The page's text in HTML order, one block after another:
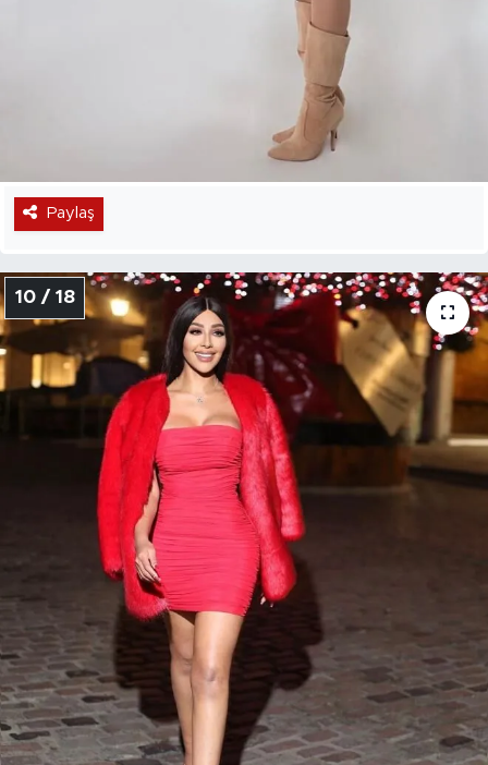
Paylaş
10 / 18